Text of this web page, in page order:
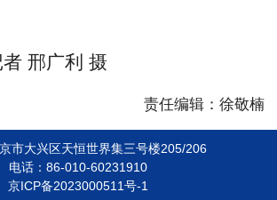
邢广利 摄
责任编辑：徐敬楠
市大兴区天恒世界集三号楼205/206
电话：86-010-60231910
京ICP备2023000511号-1